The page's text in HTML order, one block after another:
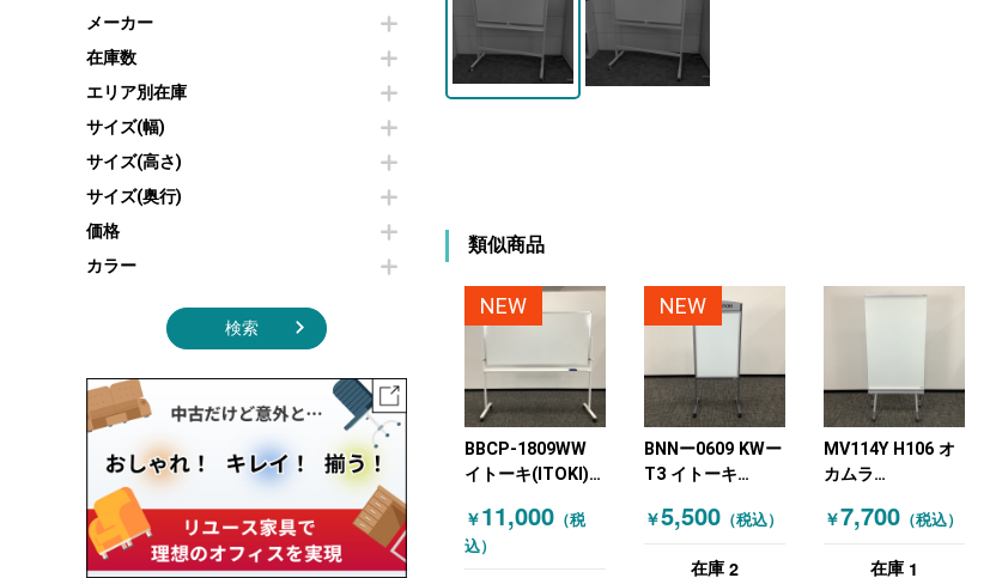
プリンター・コピー機
コートハンガー・ポールハンガー
傘立て
食器棚・キッチンキャビネット
オフィスアクセサリーその他
カウンターテーブル
センターテーブル・サイドテーブル
カフェテーブル
ソファ
シェルフ
ダストボックス（ゴミ箱）
インテリア家具その他
冷蔵庫・洗濯機
空気清浄機・加湿器
電子レンジ
液晶テレビ・モニター類
エアコン
照明機器
季節家電
その他キッチン家電・オフィス家電
メーカー
在庫数
エリア別在庫
サイズ(幅)
サイズ(高さ)
サイズ(奥行)
価格
カラー
検索
類似商品
NEW
BBCP-1809WW
イトーキ(ITOKI)
ド W1800 ホワイ
ト
￥11,000 （税
込）
NEW
BNNー0609 KWー
T3 イトーキ
ボードその他 脚付
￥5,500（税込）
在庫 2
MV114Y H106 オ
カムラ
ホワイトボード キ
￥7,700（税込）
在庫 1